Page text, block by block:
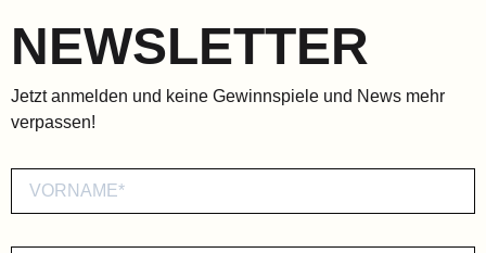
NEWSLETTER
Jetzt anmelden und keine Gewinnspiele und News mehr
verpassen!